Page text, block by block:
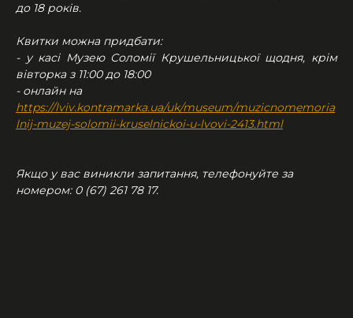
до 18 років.
Квитки можна придбати:
- у касі Музею Соломії Крушельницької щодня, крім
вівторка з 11:00 до 18:00
- онлайн на
https://lviv.kontramarka.ua/uk/museum/muzicnomemoria
lnij-muzej-solomii-kruselnickoi-u-lvovi-2413.html
Якщо у вас виникли запитання, телефонуйте за
номером: 0 (67) 261 78 17.